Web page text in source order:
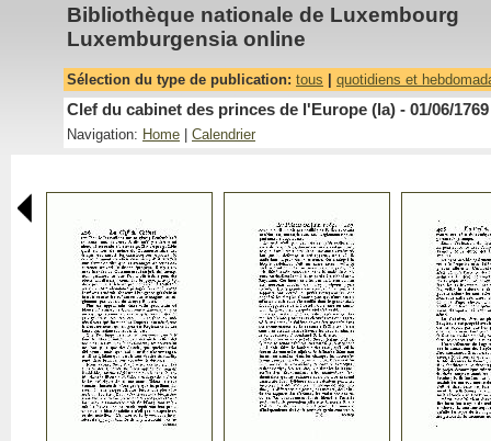
Bibliothèque nationale de Luxembourg
Luxemburgensia online
Sélection du type de publication: tous quotidiens et
Clef du cabinet des princes de l'Europe (la) - 01/06/1769
Navigation: Home Calendrier